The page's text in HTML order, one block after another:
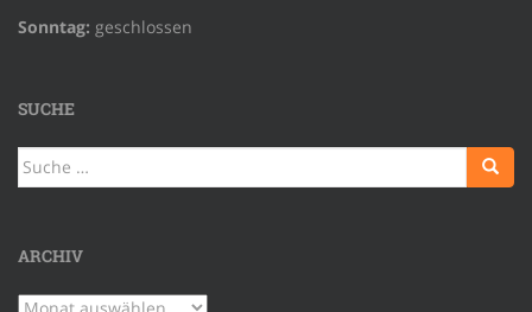
Sonntag: geschlossen
SUCHE
Suche
nach:
ARCHIV
Archiv